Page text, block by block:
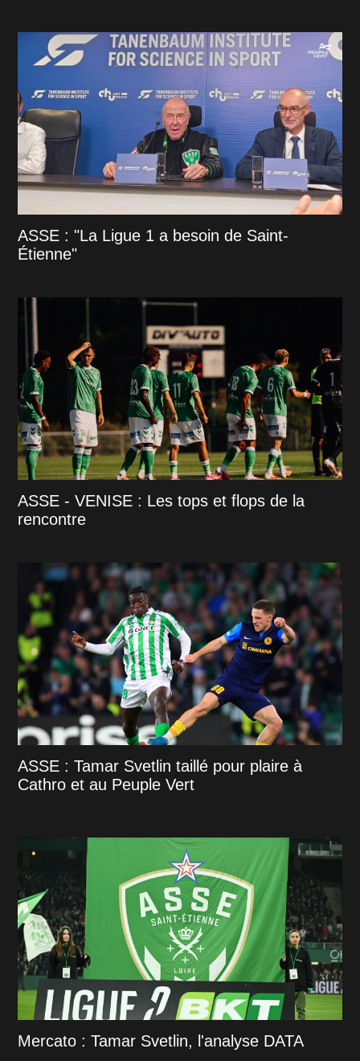
ASSE : "La Ligue 1 a besoin de Saint-
Étienne"
ASSE - VENISE : Les tops et flops de la
rencontre
ASSE : Tamar Svetlin taillé pour plaire à
Cathro et au Peuple Vert
Mercato : Tamar Svetlin, l'analyse DATA